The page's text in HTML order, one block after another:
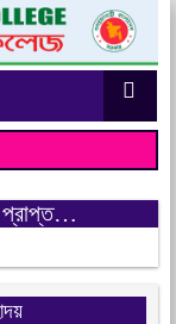
প্রাপ্ত…